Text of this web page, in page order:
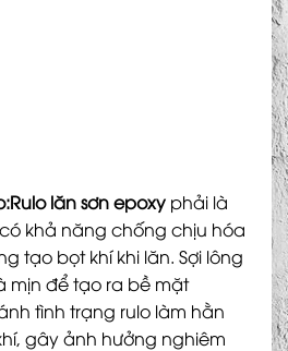
Rulo lăn sơn epoxy phải là
khả năng chống chịu hóa
tạo bọt khí khi lăn. Sợi lông
mịn để tạo ra bề mặt
tình trạng rulo làm hằn
gây ảnh hưởng nghiêm